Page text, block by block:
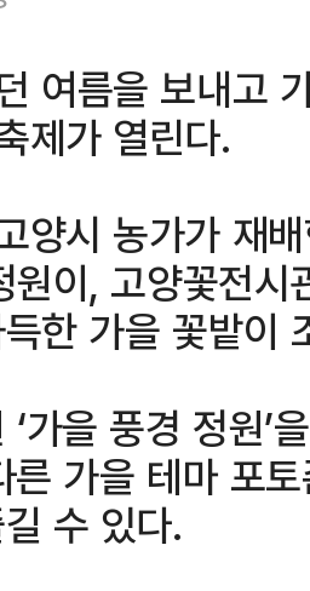
여름을 보내고
제가 열린다.
양시 농가가 재
이, 고양꽃전
한 가을 꽃밭이
가을 풍경 정원’
른 가을 테마 포
수 있다.